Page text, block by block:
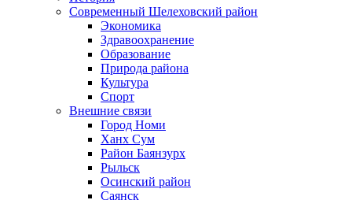
Современный Шелеховский район
Экономика
Здравоохранение
Образование
Природа района
Культура
Спорт
Внешние связи
Город Номи
Ханх Сум
Район Баянзурх
Рыльск
Осинский район
Саянск